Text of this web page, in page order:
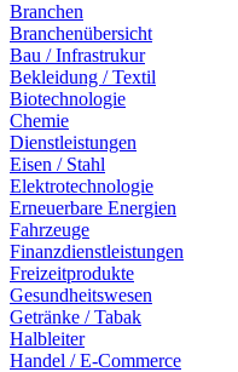
Branchen
Branchenübersicht
Bau / Infrastrukur
Bekleidung / Textil
Biotechnologie
Chemie
Dienstleistungen
Eisen / Stahl
Elektrotechnologie
Erneuerbare Energien
Fahrzeuge
Finanzdienstleistungen
Freizeitprodukte
Gesundheitswesen
Getränke / Tabak
Halbleiter
Handel / E-Commerce